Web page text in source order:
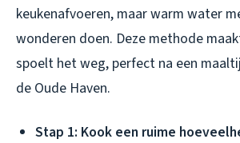
keukenafvoeren, maar warm water
wonderen doen. Deze methode
spoelt het weg, perfect na een
de Oude Haven.
Stap 1: Kook een ruime